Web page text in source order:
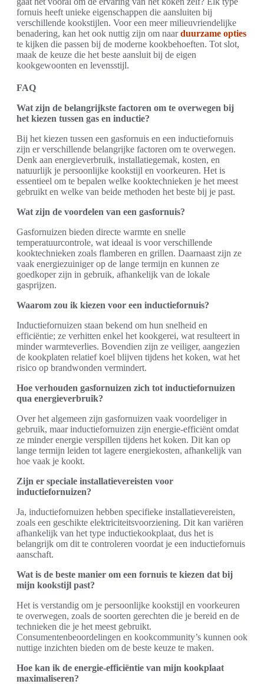
fornuis heeft unieke eigenschappen die aansluiten bij
verschillende kookstijlen. Voor een meer milieuvriendelijke
benadering, kan het ook nuttig zijn om naarduurzame opties
te kijken die passen bij de moderne kookbehoeften. Tot slot,
maak de keuze die het beste aansluit bij de eigen
kookgewoonten en levensstijl.
FAQ
Wat zijn de belangrijkste factoren om te overwegen bij
het kiezen tussen gas en inductie?
Bij het kiezen tussen een gasfornuis en een inductiefornuis
zijn er verschillende belangrijke factoren om te overwegen.
Denk aan energieverbruik, installatiegemak, kosten, en
natuurlijk je persoonlijke kookstijl en voorkeuren. Het is
essentieel om te bepalen welke kooktechnieken je het meest
gebruikt en welke van beide methoden het beste bij je past.
Wat zijn de voordelen van een gasfornuis?
Gasfornuizen bieden directe warmte en snelle
temperatuurcontrole, wat ideaal is voor verschillende
kooktechnieken zoals flamberen en grillen. Daarnaast zijn ze
vaak energiezuiniger op de lange termijn en kunnen ze
goedkoper zijn in gebruik, afhankelijk van de lokale
gasprijzen.
Waarom zou ik kiezen voor een inductiefornuis?
Inductiefornuizen staan bekend om hun snelheid en
efficiëntie; ze verhitten enkel het kookgerei, wat resulteert in
minder warmteverlies. Bovendien zijn ze veiliger, aangezien
de kookplaten relatief koel blijven tijdens het koken, wat het
risico op brandwonden vermindert.
Hoe verhouden gasfornuizen zich tot inductiefornuizen
qua energieverbruik?
Over het algemeen zijn gasfornuizen vaak voordeliger in
gebruik, maar inductiefornuizen zijn energie-efficiënt omdat
ze minder energie verspillen tijdens het koken. Dit kan op
lange termijn leiden tot lagere energiekosten, afhankelijk van
hoe vaak je kookt.
Zijn er speciale installatievereisten voor
inductiefornuizen?
Ja, inductiefornuizen hebben specifieke installatievereisten,
zoals een geschikte elektriciteitsvoorziening. Dit kan variëren
afhankelijk van het type inductiekookplaat, dus het is
belangrijk om dit te controleren voordat je een inductiefornuis
aanschaft.
Wat is de beste manier om een fornuis te kiezen dat bij
mijn kookstijl past?
Het is verstandig om je persoonlijke kookstijl en voorkeuren
te overwegen, zoals de soorten gerechten die je bereid en de
technieken die je het meest gebruikt.
Consumentenbeoordelingen en kookcommunity’s kunnen ook
nuttige inzichten bieden om de beste keuze te maken.
Hoe kan ik de energie-efficiëntie van mijn kookplaat
maximaliseren?